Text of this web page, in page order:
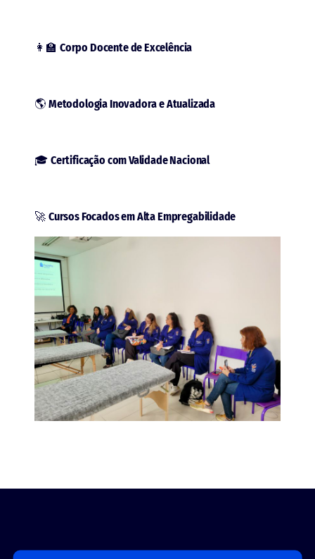
👩‍🏫 Corpo Docente de Excelência
🌎 Metodologia Inovadora e Atualizada
🎓 Certificação com Validade Nacional
🚀 Cursos Focados em Alta Empregabilidade